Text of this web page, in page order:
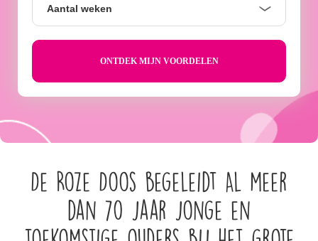
Aantal weken
De Roze Doos begeleidt Al meer
dan 70 jaar jonge en